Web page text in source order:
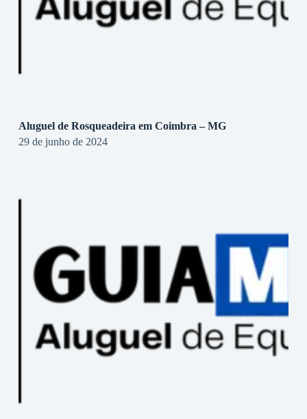
Aluguel de Rosqueadeira em Coimbra – MG
29 de junho de 2024